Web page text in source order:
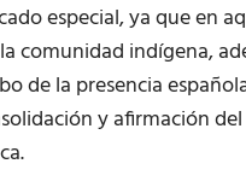
especial, ya que en
comunidad indígena,
de la presencia
y afirmación